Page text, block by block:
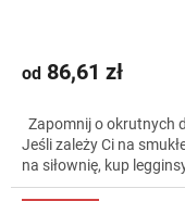
od 86,61 zł
Zapomnij o okrutnych
Jeśli zależy Ci na
na siłownię, kup